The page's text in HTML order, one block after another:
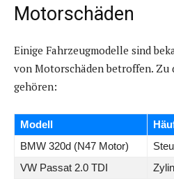
Motorschäden
Einige Fahrzeugmodelle sind
von Motorschäden betroffen. Zu
gehören:
Modell
BMW 320d (N47 Motor)
VW Passat 2.0 TDI